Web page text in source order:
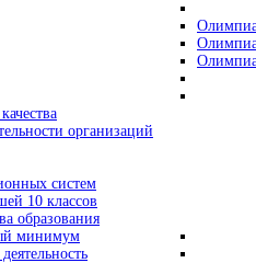
организаций
систем
10 классов
образования
минимум